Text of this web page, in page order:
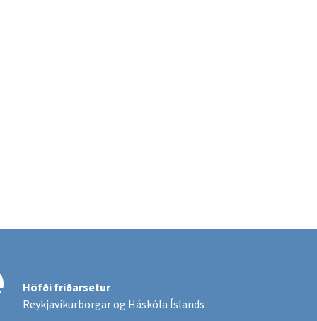
Höfði friðarsetur
Reykjavíkurborgar og Háskóla Íslands